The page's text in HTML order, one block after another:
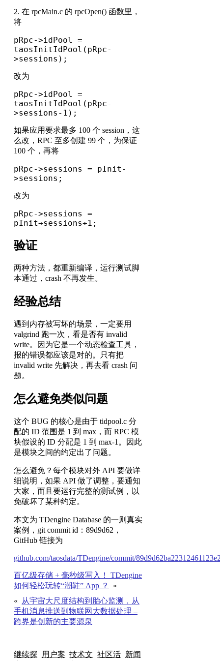
2. 在 rpcMain.c 的 rpcOpen() 函数里，
将
pRpc->idPool =
taosInitIdPool(pRpc-
>sessions);
改为
pRpc->idPool =
taosInitIdPool(pRpc-
>sessions-1);
如果应用要求最多 100 个 session，这
么改，RPC 至多创建 99 个，为保证
100 个，再将
pRpc->sessions = pInit-
>sessions;
改为
pRpc->sessions =
pInit→sessions+1;
验证
两种方法，都重新编译，运行测试脚
本通过，crash 不再发生。
经验总结
遇到内存被写坏的场景，一定要用
valgrind 跑一次，看是否有 invalid
write。因为它是一个动态检查工具，
报的错误都应该是对的。只有把
invalid write 先解决，再去看 crash 问
题。
怎么避免类似问题
这个 BUG 的核心是由于 tidpool.c 分
配的 ID 范围是 1 到 max，而 RPC 模
块假设的 ID 分配是 1 到 max-1。因此
是模块之间的约定出了问题。
怎么避免？每个模块对外 API 要做详
细说明，如果 API 做了调整，要通知
大家，而且要运行完整的测试例，以
免破坏了某种约定。
本文为 TDengine Database 的一则真实
案例，git commit id：89d9d62，
GitHub 链接为
github.com/taosdata/TDengine/commit/
百亿级存储 + 毫秒级写入！ TDengine
如何轻松玩转“潮鞋” App ？
»
«
从宇宙大尺度结构到胎心监测，从
手机消息推送到物联网大数据处理 –
跨界是创新的主要源泉
继续探
用户案 技术文 社区活 新闻